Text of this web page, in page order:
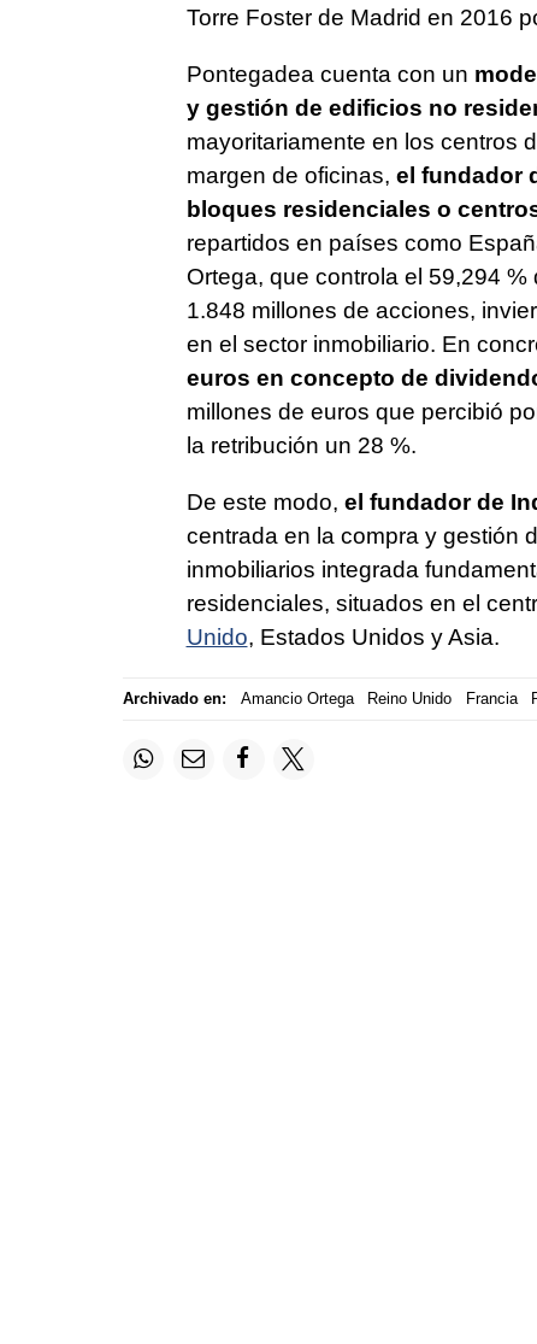
Torre Foster de Madrid en 2016
Pontegadea cuenta con un
y gestión de edificios no
mayoritariamente en los centros
margen de oficinas, el fundador
bloques residenciales o
repartidos en países como
Ortega, que controla el 59,294
1.848 millones de acciones,
en el sector inmobiliario. En
euros en concepto de
millones de euros que percibió
la retribución un 28 %.
De este modo, el fundador de
centrada en la compra y gestión
inmobiliarios integrada
residenciales, situados en el
Unido, Estados Unidos y Asia.
Archivado en: Amancio Ortega Reino Unido Francia